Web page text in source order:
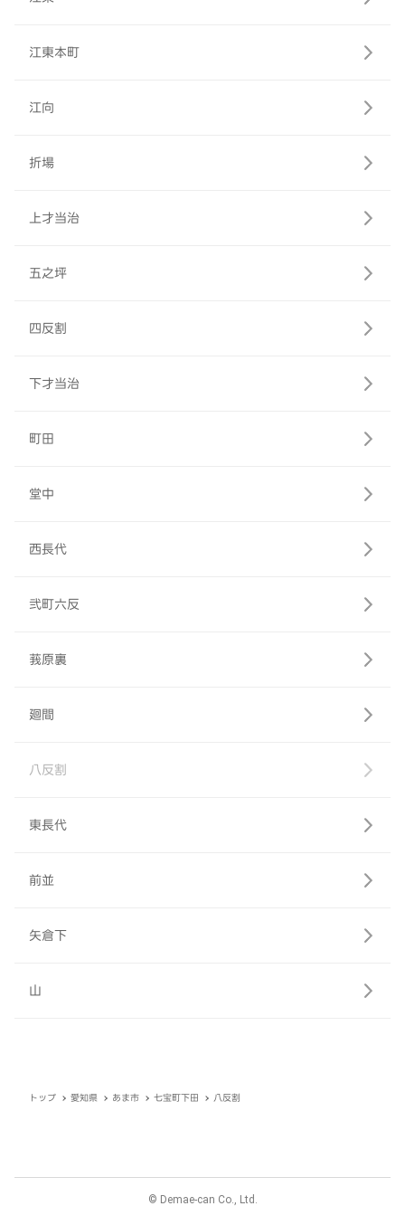
江東本町
江向
折場
上才当治
五之坪
四反割
下才当治
町田
堂中
西長代
弐町六反
莪原裏
廻間
八反割
東長代
前並
矢倉下
山
トップ 愛知県 あま市 七宝町下田 八反割
© Demae-can Co., Ltd.